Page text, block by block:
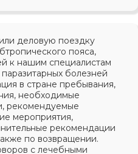
деловую поездку
пояса,
к нашим специалистам
болезней
в стране пребывания,
необходимые
рекомендуемые
мероприятия,
рекомендации
по возвращении.
с лечебными